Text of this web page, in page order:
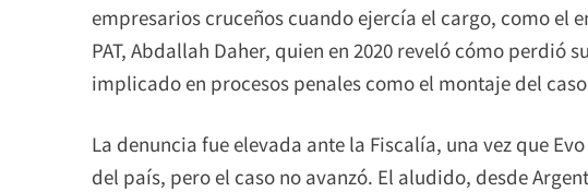
empresarios cruceños cuando ejercía el cargo, como el
PAT, Abdallah Daher, quien en 2020 reveló cómo perdió
implicado en procesos penales como el montaje del caso
La denuncia fue elevada ante la Fiscalía, una vez que
del país, pero el caso no avanzó. El aludido, desde